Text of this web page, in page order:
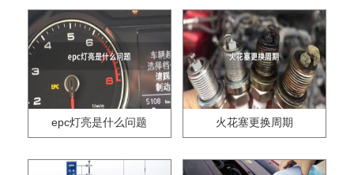
epc灯亮是什么问题 火花塞更换周期